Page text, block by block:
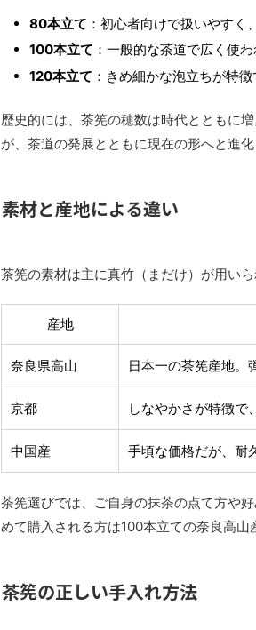
80本立て ：初心者向けで扱いやすく
100本立て ：一般的な茶道で広く使
120本立て ：きめ細かな泡立ちが特
歴史的には、茶筅の穂数は時代とともに
が、茶道の発展とともに現在の形へと進化
素材と産地による違い
茶筅の素材は主に真竹（まだけ）が用い
産地
奈良県高山 日本一の茶筅産地。
京都 しなやかさが特徴で
中国産 手頃な価格だが、耐
茶筅選びでは、ご自身の抹茶の点て方や
めて購入される方は100本立ての奈良高山
茶筅の正しい手入れ方法